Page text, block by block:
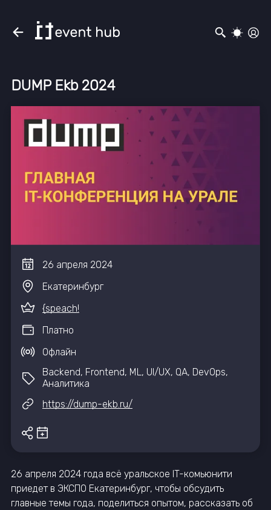
DUMP Ekb 2024
26 апреля 2024
Екатеринбург
{speach!
Платно
Офлайн
Backend, Frontend, ML, UI/UX, QA, DevOps,
Аналитика
https://dump-ekb.ru/
26 апреля 2024 года всё уральское IT-комьюнити
приедет в ЭКСПО Екатеринбург, чтобы обсудить
главные темы года, поделиться опытом, рассказать об